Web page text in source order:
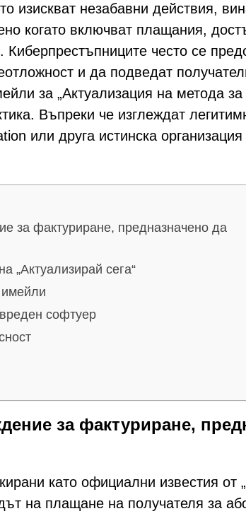
изискват незабавни действия,
когато включват плащания,
често се
и да подведат
за „Актуализация на метода
Въпреки че изглеждат
или друга истинска
за фактуриране, предназначено да
„Актуализирай сега“
имейли
софтуер
за фактуриране,
като официални известия от
на плащане на получателя за